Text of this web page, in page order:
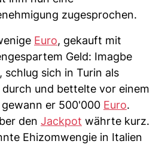
zugesprochen.
Euro, gekauft mit
Geld: Imagbe
schlug sich in Turin als
und bettelte vor einem
er 500'000 Euro.
den Jackpot währte kurz.
Ehizomwengie in Italien